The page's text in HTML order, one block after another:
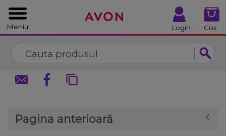
Meniu Login Coș
Pagina anterioară
Închide Închide